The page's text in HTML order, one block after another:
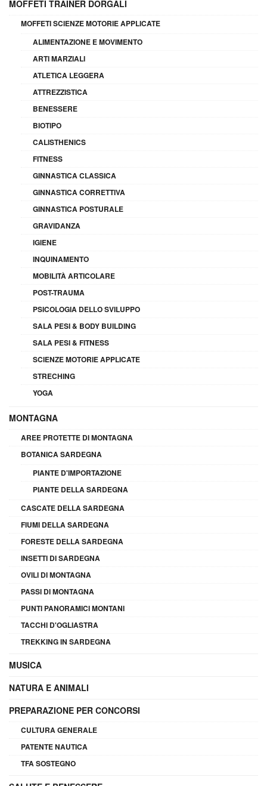
MOFFETI TRAINER DORGALI
MOFFETI SCIENZE MOTORIE APPLICATE
ALIMENTAZIONE E MOVIMENTO
ARTI MARZIALI
ATLETICA LEGGERA
ATTREZZISTICA
BENESSERE
BIOTIPO
CALISTHENICS
FITNESS
GINNASTICA CLASSICA
GINNASTICA CORRETTIVA
GINNASTICA POSTURALE
GRAVIDANZA
IGIENE
INQUINAMENTO
MOBILITÀ ARTICOLARE
POST-TRAUMA
PSICOLOGIA DELLO SVILUPPO
SALA PESI & BODY BUILDING
SALA PESI & FITNESS
SCIENZE MOTORIE APPLICATE
STRECHING
YOGA
MONTAGNA
AREE PROTETTE DI MONTAGNA
BOTANICA SARDEGNA
PIANTE D'IMPORTAZIONE
PIANTE DELLA SARDEGNA
CASCATE DELLA SARDEGNA
FIUMI DELLA SARDEGNA
FORESTE DELLA SARDEGNA
INSETTI DI SARDEGNA
OVILI DI MONTAGNA
PASSI DI MONTAGNA
PUNTI PANORAMICI MONTANI
TACCHI D'OGLIASTRA
TREKKING IN SARDEGNA
MUSICA
NATURA E ANIMALI
PREPARAZIONE PER CONCORSI
CULTURA GENERALE
PATENTE NAUTICA
TFA SOSTEGNO